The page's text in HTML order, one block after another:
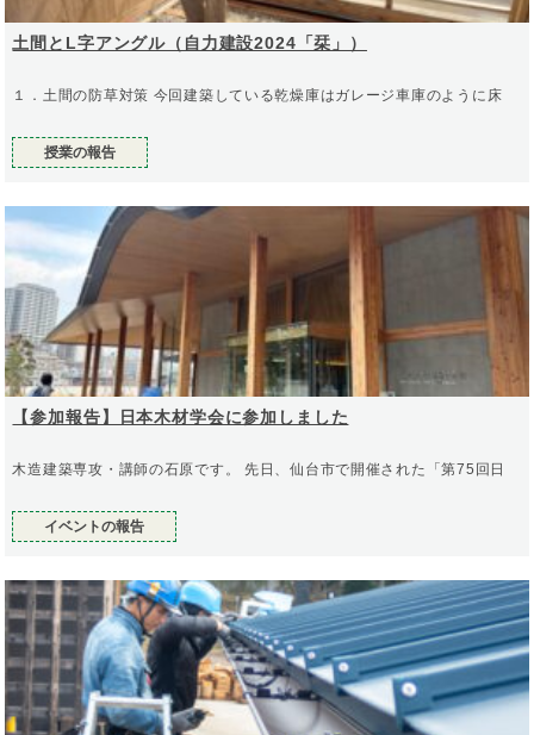
土間とL字アングル（自力建設2024「栞」）
１．土間の防草対策 今回建築している乾燥庫はガレージ車庫のように床
授業の報告
【参加報告】日本木材学会に参加しました
木造建築専攻・講師の石原です。 先日、仙台市で開催された「第75回日
イベントの報告